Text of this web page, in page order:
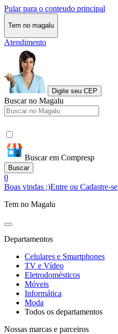
Pular para o conteudo principal
Tem no magalu
Atendimento
Digite seu CEP
Buscar no Magalu
Buscar em Compresp
Buscar
0
Boas vindas :)Entre ou Cadastre-se
Tem no Magalu
Departamentos
Celulares e Smartphones
TV e Vídeo
Eletrodomésticos
Móveis
Informática
Moda
Todos os departamentos
Nossas marcas e parceiros